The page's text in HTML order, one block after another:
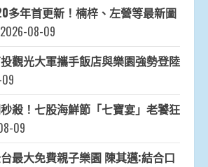
多年首更新！楠梓、左營等最新圖
2026-08-09
觀光大軍攜手飯店與樂園強勢登陸
殺！七股海鮮節「七寶宴」老饕狂
09
最大免費親子樂園 陳其邁:結合口